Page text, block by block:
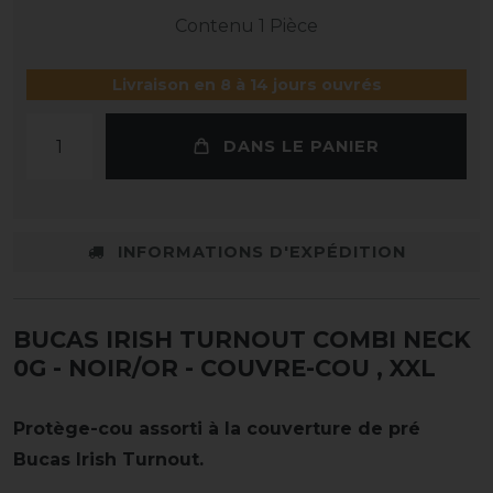
Contenu 1 Pièce
Livraison en 8 à 14 jours ouvrés
DANS LE PANIER
INFORMATIONS D'EXPÉDITION
BUCAS IRISH TURNOUT COMBI NECK
0G - NOIR/OR - COUVRE-COU , XXL
Protège-cou assorti à la couverture de pré
Bucas Irish Turnout.